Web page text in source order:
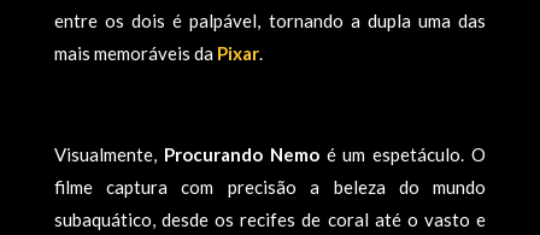
entre os dois é palpável, tornando a dupla uma das
mais memoráveis da Pixar.
Visualmente, Procurando Nemoé um espetáculo. O
filme captura com precisão a beleza do mundo
subaquático, desde os recifes de coral até o vasto e